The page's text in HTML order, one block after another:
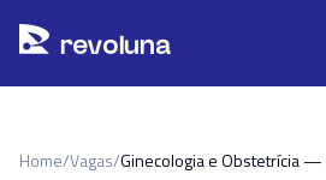
revoluna
Home/Vagas/Ginecologia e Obstetrícia —